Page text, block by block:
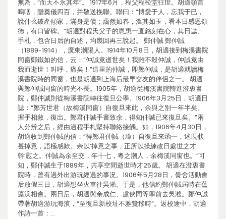
無為，“而天不永其年”。 1917年6月，程父程松堂往世。胡適頓首
嗚咽，贈奠儀四百，并敬送挽聯。聯曰：“博愛于人，忘我于已，
說什么破產傾家，滿身是債；藹然如春，溫其如玉，看本日感恩頌
德，有口皆碑。”胡適對程氏父子的恩惠一直銘刻在心，其日誌、
手札，包含日后的自述，均幾回再三說起。 鄭仲誠 鄭仲誠
（1889-1914），廣東潮陽人。1914年10月8日，胡適接到梅溪書院
同窗鄭鐵如的信，云：“仲誠竟逝世矣！我雖不殺仲誠，仲誠竟由
我而逝世！叫呼，痛矣！”這里的仲誠，即鄭仲誠，是胡適就讀梅
溪書院時的同窗，也是胡適到上海后最早交友的伴侶之一。 胡適
與鄭仲誠同窗的時光不長。1905年，胡適從梅溪書院轉進澄衷書
院，鄭仲誠則從梅溪書院轉往復旦公學。1906年3月25日，胡適日
誌：“鄭芳世君（故梅溪同窗）自復旦來此，余與之別一年半矣。
握手相敘，復出。鄭君仲誠手書致余，得知仲誠已來復旦矣。”兩
人分辨之后，經由過程手札堅持聯絡接觸。如，1906年4月30日，
胡適收到鄭仲誠的信：“得鄭君仲誠（璋）自復旦來函一，述現狀
甚掉意，語極感歎。余以‘掉意之事，正所以操練改日處世之才
幹’慰之。仲誠為余至交，年十七，粵之潮人，余梅溪同窗也。”可
知，鄭仲誠生于1889年，共享空間逝世時才25歲。 胡適在澄衷書
院時，曾有過外出游玩經過的事況。1906年5月28日，黌舍活動會
后放假三日，胡適想坐火車往吳淞。于是，他信約鄭仲誠屆時在蕰
藻浜相會。兩日后，胡適與余成仁、盧俠同等學前去吳淞。鄭仲誠
帶著胡適游玩海濱，“至復旦新校址不雅覽移時”。返校途中，胡適
作詩一首：…